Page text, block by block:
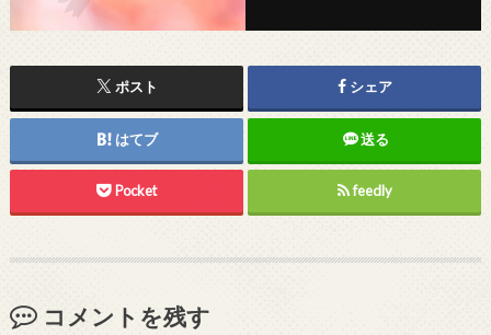
ポスト シェア
はてブ 送る
Pocket feedly
コメントを残す